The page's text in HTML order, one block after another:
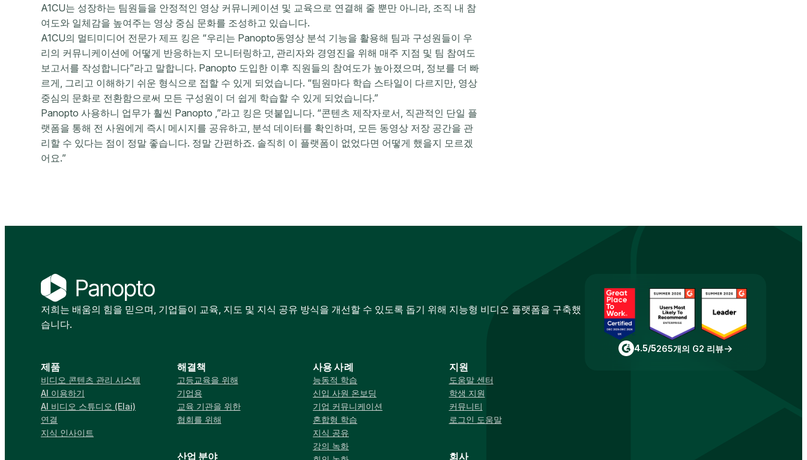
A1CU는 성장하는 팀원들을 안정적인 영상 커뮤니케이션 및 교육으로 연결해 줄 뿐만 아니라, 조직 내 참
여도와 일체감을 높여주는 영상 중심 문화를 조성하고 있습니다.
A1CU의 멀티미디어 전문가 제프 킹은 “우리는 Panopto동영상 분석 기능을 활용해 팀과 구성원들이 우
리의 커뮤니케이션에 어떻게 반응하는지 모니터링하고, 관리자와 경영진을 위해 매주 지점 및 팀 참여도
보고서를 작성합니다”라고 말합니다. Panopto 도입한 이후 직원들의 참여도가 높아졌으며, 정보를 더 빠
르게, 그리고 이해하기 쉬운 형식으로 접할 수 있게 되었습니다. “팀원마다 학습 스타일이 다르지만, 영상
중심의 문화로 전환함으로써 모든 구성원이 더 쉽게 학습할 수 있게 되었습니다.”
Panopto 사용하니 업무가 훨씬 Panopto ,”라고 킹은 덧붙입니다. “콘텐츠 제작자로서, 직관적인 단일 플
랫폼을 통해 전 사원에게 즉시 메시지를 공유하고, 분석 데이터를 확인하며, 모든 동영상 저장 공간을 관
리할 수 있다는 점이 정말 좋습니다. 정말 간편하죠. 솔직히 이 플랫폼이 없었다면 어떻게 했을지 모르겠
어요.”
저희는 배움의 힘을 믿으며, 기업들이 교육, 지도 및 지식 공유 방식을 개선할 수 있도록 돕기 위해 지능형 비디오 플랫폼을 구축했
습니다.
제품
비디오 콘텐츠 관리 시스템
AI 이용하기
AI 비디오 스튜디오 (Elai)
연결
지식 인사이트
해결책
고등교육을 위해
기업용
교육 기관을 위한
협회를 위해
산업 분야
사용 사례
능동적 학습
신입 사원 온보딩
기업 커뮤니케이션
혼합형 학습
지식 공유
강의 녹화
지원
도움말 센터
학생 지원
커뮤니티
로그인 도움말
회사
4.5/5265개의 G2 리뷰